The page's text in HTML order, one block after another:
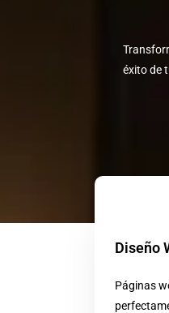
éxito de
Diseño
Páginas